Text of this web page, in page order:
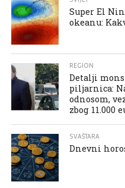
Super El
okeanu:
REGION
Detalji
piljarnica:
odnosom,
zbog 11.000
SVAŠTARA
Dnevni